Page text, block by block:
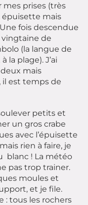
prises (très
mais
fois descendue
vingtaine de
(la langue de
la plage). J’ai
mais
il est temps de
petits et
un gros crabe
avec l’épuisette
rien à faire, je
blanc ! La météo
pas trop trainer.
moules et
et je file.
tous les rochers